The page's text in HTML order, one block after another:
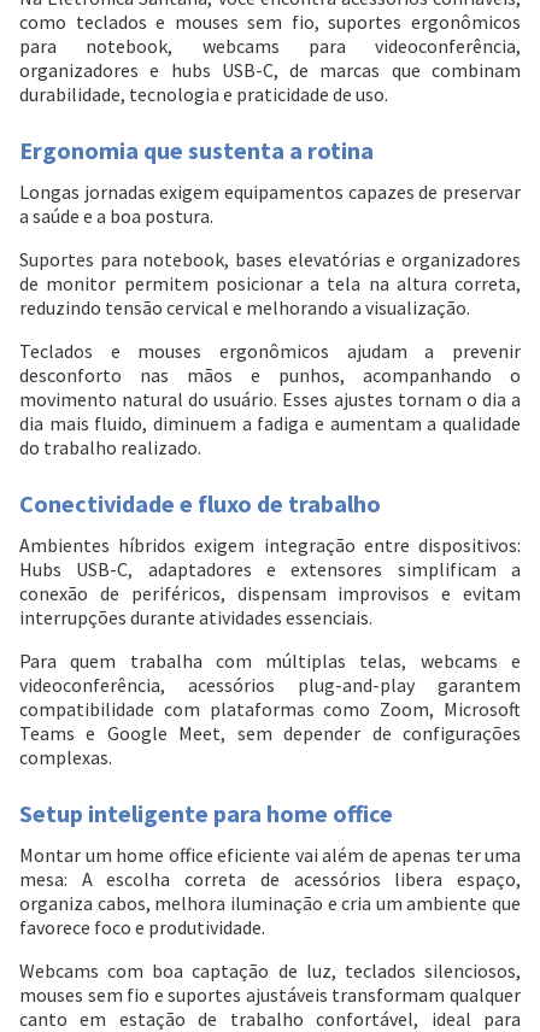
como teclados e mouses sem fio, suportes ergonômicos
para notebook, webcams para videoconferência,
organizadores e hubs USB-C, de marcas que combinam
durabilidade, tecnologia e praticidade de uso.
Ergonomia que sustenta a rotina
Longas jornadas exigem equipamentos capazes de preservar
a saúde e a boa postura.
Suportes para notebook, bases elevatórias e organizadores
de monitor permitem posicionar a tela na altura correta,
reduzindo tensão cervical e melhorando a visualização.
Teclados e mouses ergonômicos ajudam a prevenir
desconforto nas mãos e punhos, acompanhando o
movimento natural do usuário. Esses ajustes tornam o dia a
dia mais fluido, diminuem a fadiga e aumentam a qualidade
do trabalho realizado.
Conectividade e fluxo de trabalho
Ambientes híbridos exigem integração entre dispositivos:
Hubs USB-C, adaptadores e extensores simplificam a
conexão de periféricos, dispensam improvisos e evitam
interrupções durante atividades essenciais.
Para quem trabalha com múltiplas telas, webcams e
videoconferência, acessórios plug-and-play garantem
compatibilidade com plataformas como Zoom, Microsoft
Teams e Google Meet, sem depender de configurações
complexas.
Setup inteligente para home office
Montar um home office eficiente vai além de apenas ter uma
mesa: A escolha correta de acessórios libera espaço,
organiza cabos, melhora iluminação e cria um ambiente que
favorece foco e produtividade.
Webcams com boa captação de luz, teclados silenciosos,
mouses sem fio e suportes ajustáveis transformam qualquer
canto em estação de trabalho confortável, ideal para